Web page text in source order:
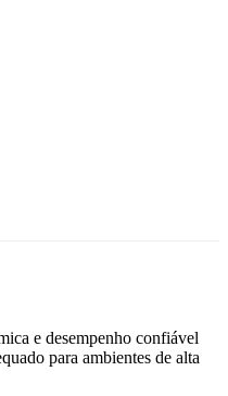
e desempenho confiável
para ambientes de alta